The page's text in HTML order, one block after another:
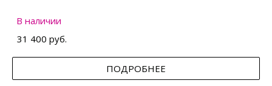
В наличии
31 400 руб.
ПОДРОБНЕЕ